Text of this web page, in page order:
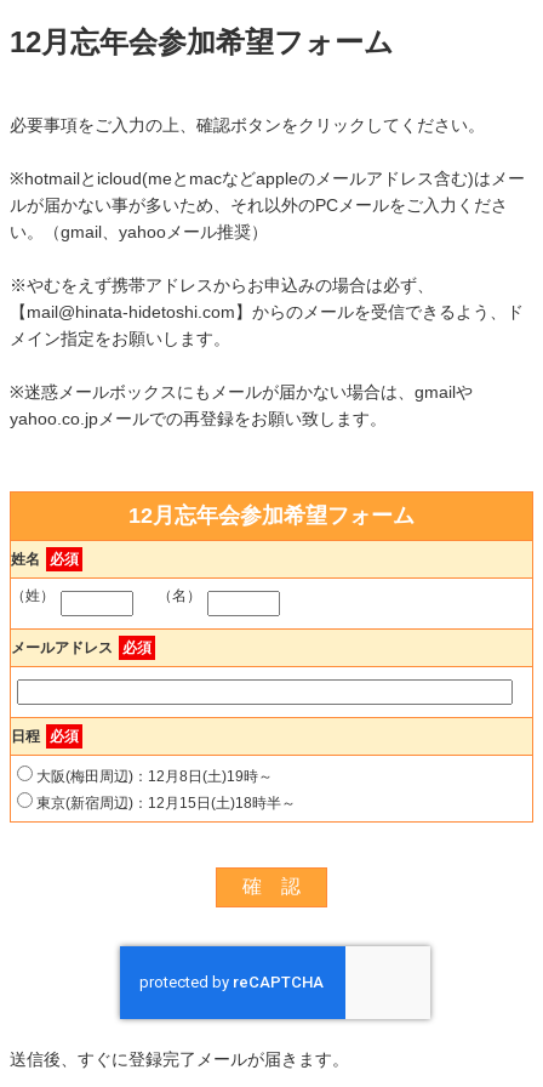
12月忘年会参加希望フォーム
必要事項をご入力の上、確認ボタンをクリックしてください。
※hotmailとicloud(meとmacなどappleのメールアドレス含む)はメー
ルが届かない事が多いため、それ以外のPCメールをご入力くださ
い。（gmail、yahooメール推奨）
※やむをえず携帯アドレスからお申込みの場合は必ず、
【mail@hinata-hidetoshi.com】からのメールを受信できるよう、ド
メイン指定をお願いします。
※迷惑メールボックスにもメールが届かない場合は、gmailや
yahoo.co.jpメールでの再登録をお願い致します。
12月忘年会参加希望フォーム
姓名 必須
（姓） （名）
メールアドレス 必須
日程 必須
大阪(梅田周辺)：12月8日(土)19時～
東京(新宿周辺)：12月15日(土)18時半～
送信後、すぐに登録完了メールが届きます。